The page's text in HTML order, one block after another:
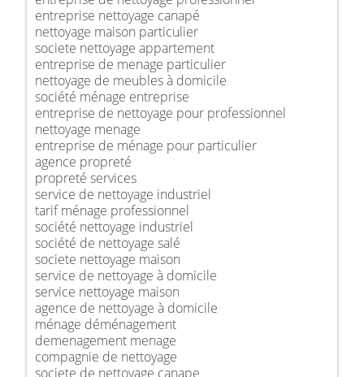
entreprise nettoyage canapé
nettoyage maison particulier
societe nettoyage appartement
entreprise de menage particulier
nettoyage de meubles à domicile
société ménage entreprise
entreprise de nettoyage pour professionnel
nettoyage menage
entreprise de ménage pour particulier
agence propreté
propreté services
service de nettoyage industriel
tarif ménage professionnel
société nettoyage industriel
société de nettoyage salé
societe nettoyage maison
service de nettoyage à domicile
service nettoyage maison
agence de nettoyage à domicile
ménage déménagement
demenagement menage
compagnie de nettoyage
societe de nettoyage canape